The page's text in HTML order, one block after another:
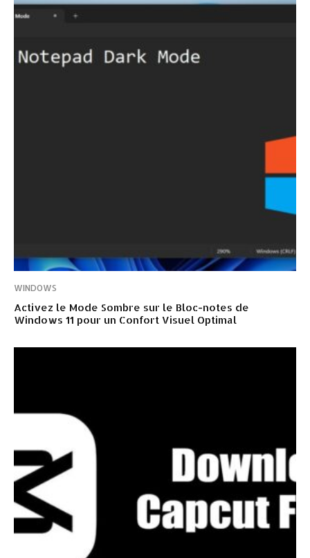
WINDOWS
Activez le Mode Sombre sur le Bloc-notes de
Windows 11 pour un Confort Visuel Optimal